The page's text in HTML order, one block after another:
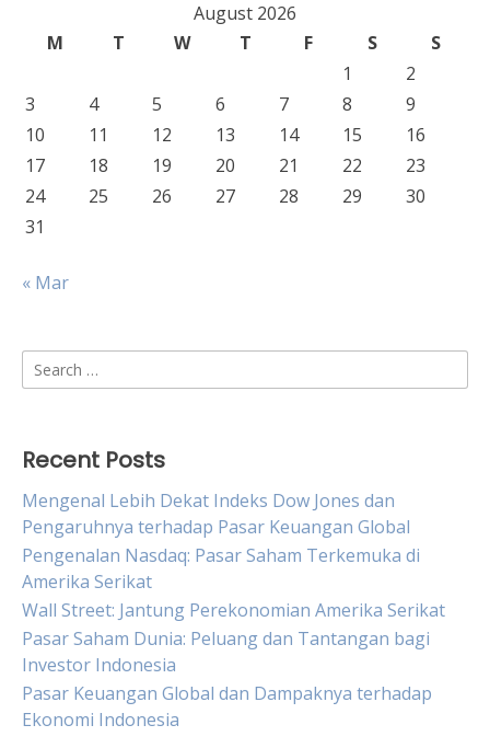
August 2026
M
T W T F S
S
1
2
3
4 5 6 7 8
9
10
11 12 13 14 15
16
17
18 19 20 21 22
23
24
25 26 27 28 29
30
31
« Mar
Search
for:
Recent Posts
Mengenal Lebih Dekat Indeks Dow Jones dan
Pengaruhnya terhadap Pasar Keuangan Global
Pengenalan Nasdaq: Pasar Saham Terkemuka di
Amerika Serikat
Wall Street: Jantung Perekonomian Amerika Serikat
Pasar Saham Dunia: Peluang dan Tantangan bagi
Investor Indonesia
Pasar Keuangan Global dan Dampaknya terhadap
Ekonomi Indonesia